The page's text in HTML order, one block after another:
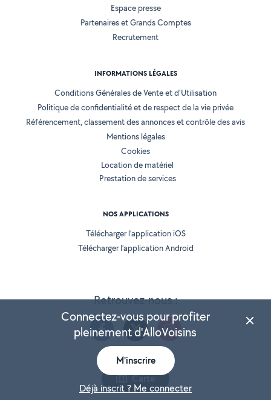
Carte
Retrouvez-nous :
Espace presse
Partenaires et Grands Comptes
Recrutement
INFORMATIONS LÉGALES
Conditions Générales de Vente et d'Utilisation
Politique de confidentialité et de respect de la vie privée
Référencement, classement des annonces et contrôle des avis
Mentions légales
Cookies
Location de matériel
Prestation de services
NOS APPLICATIONS
Télécharger l’application iOS
Télécharger l’application Android
Connectez-vous pour profiter
pleinement d'AlloVoisins
M'inscrire
Déjà inscrit ? Me connecter